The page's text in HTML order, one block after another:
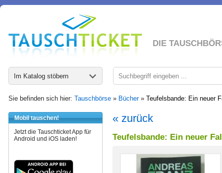
DIE
Im Katalog stöbern
Sie befinden sich hier: Tauschbörse » Bücher» Teufelsbande: Ein neuer
Mobil tauschen!
Jetzt die Tauschticket App für
Android und iOS laden!
« zurück
Teufelsbande: Ein neuer